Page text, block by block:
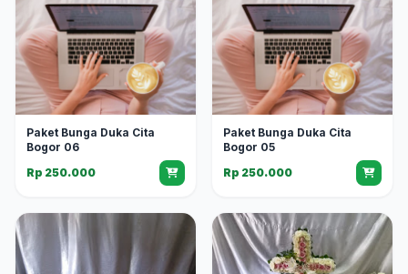
Paket Bunga Duka Cita
Bogor 06
Rp 250.000
Paket Bunga Duka Cita
Bogor 05
Rp 250.000